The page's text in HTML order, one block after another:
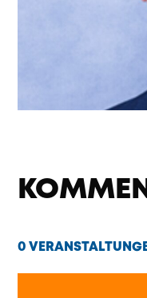
0